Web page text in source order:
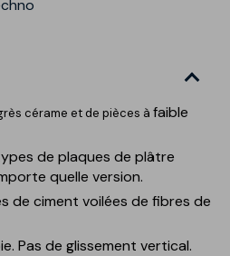
cérame et de pièces àfaible
de plaques de plâtre
quelle version.
de ciment voilées de fibres de
Pas de glissement vertical.